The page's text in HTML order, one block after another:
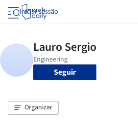
Iniciar sessão
Seguir
Organizar